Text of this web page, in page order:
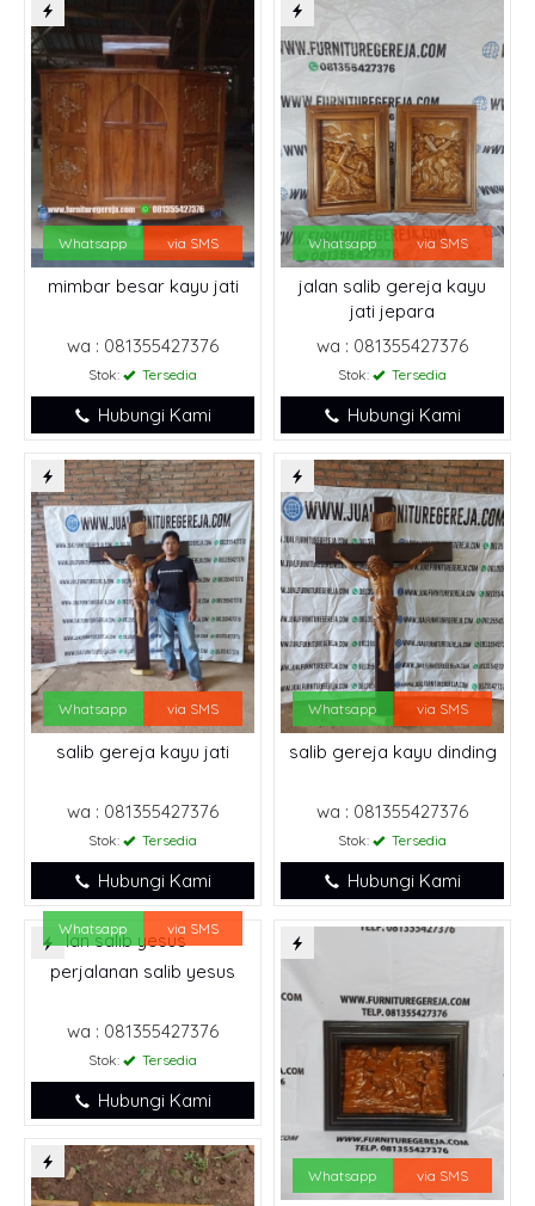
Whatsapp via SMS
mimbar besar kayu jati
wa : 081355427376
Stok: Tersedia
Hubungi Kami
Whatsapp via SMS
jalan salib gereja kayu
jati jepara
wa : 081355427376
Stok: Tersedia
Hubungi Kami
Whatsapp via SMS
salib gereja kayu jati
wa : 081355427376
Stok: Tersedia
Hubungi Kami
Whatsapp via SMS
salib gereja kayu dinding
wa : 081355427376
Stok: Tersedia
Hubungi Kami
Whatsapp via SMS
perjalanan salib yesus
wa : 081355427376
Stok: Tersedia
Hubungi Kami
Whatsapp via SMS